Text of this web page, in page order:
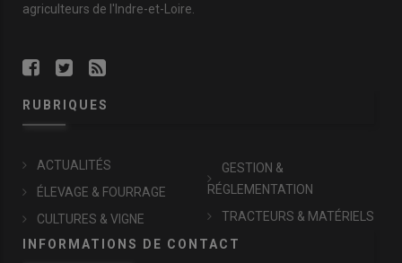
agriculteurs de l'Indre-et-Loire.
RUBRIQUES
ACTUALITÉS
ÉLEVAGE & FOURRAGE
CULTURES & VIGNE
GESTION &
RÉGLEMENTATION
TRACTEURS & MATÉRIELS
INFORMATIONS DE CONTACT